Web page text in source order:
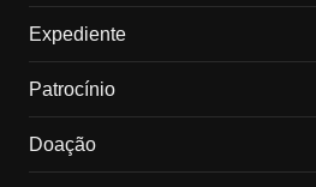
Expediente
Patrocínio
Doação